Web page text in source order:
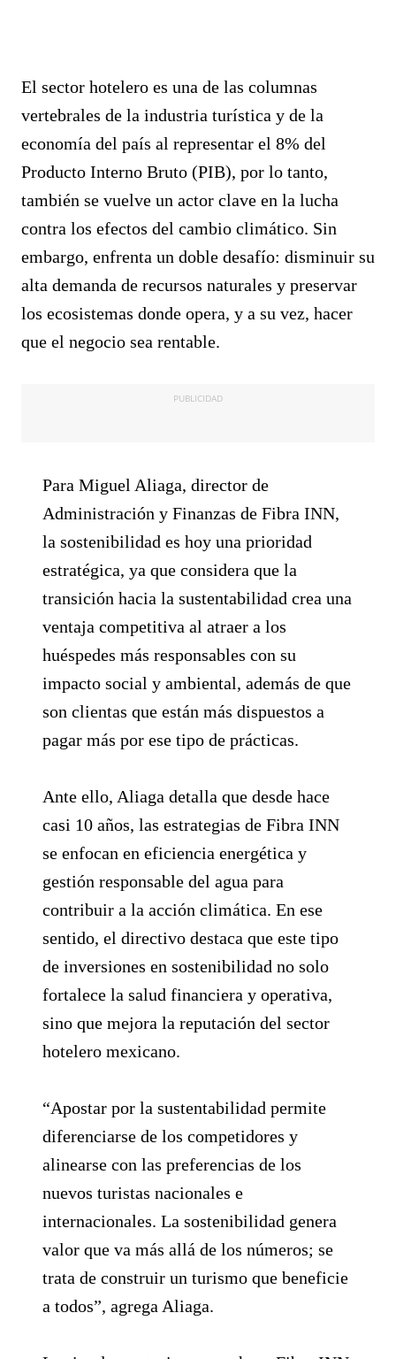
El sector hotelero es una de las columnas
vertebrales de la industria turística y de la
economía del país al representar el 8% del
Producto Interno Bruto (PIB), por lo tanto,
también se vuelve un actor clave en la lucha
contra los efectos del cambio climático. Sin
embargo, enfrenta un doble desafío: disminuir su
alta demanda de recursos naturales y preservar
los ecosistemas donde opera, y a su vez, hacer
que el negocio sea rentable.
PUBLICIDAD
Para Miguel Aliaga, director de
Administración y Finanzas de Fibra INN,
la sostenibilidad es hoy una prioridad
estratégica, ya que considera que la
transición hacia la sustentabilidad crea una
ventaja competitiva al atraer a los
huéspedes más responsables con su
impacto social y ambiental, además de que
son clientas que están más dispuestos a
pagar más por ese tipo de prácticas.
Ante ello, Aliaga detalla que desde hace
casi 10 años, las estrategias de Fibra INN
se enfocan en eficiencia energética y
gestión responsable del agua para
contribuir a la acción climática. En ese
sentido, el directivo destaca que este tipo
de inversiones en sostenibilidad no solo
fortalece la salud financiera y operativa,
sino que mejora la reputación del sector
hotelero mexicano.
“Apostar por la sustentabilidad permite
diferenciarse de los competidores y
alinearse con las preferencias de los
nuevos turistas nacionales e
internacionales. La sostenibilidad genera
valor que va más allá de los números; se
trata de construir un turismo que beneficie
a todos”, agrega Aliaga.